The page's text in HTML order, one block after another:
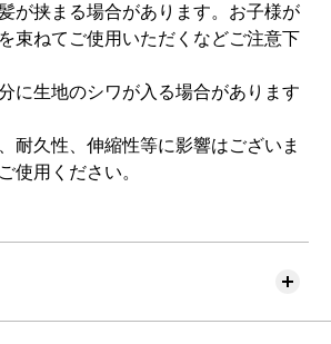
が挟まる場合があります。お子様が
束ねてご使用いただくなどご注意下
に生地のシワが入る場合があります
耐久性、伸縮性等に影響はございま
使用ください。